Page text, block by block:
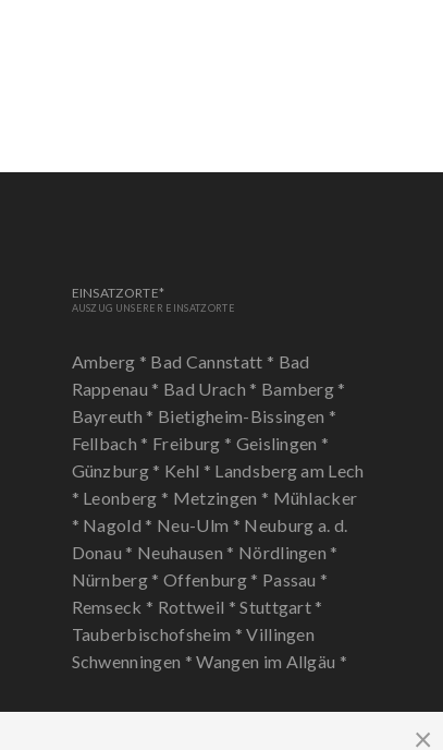
EINSATZORTE*
AUSZUG UNSERER EINSATZORTE
Amberg * Bad Cannstatt * Bad
Rappenau * Bad Urach * Bamberg *
Bayreuth * Bietigheim-Bissingen *
Fellbach * Freiburg * Geislingen *
Günzburg * Kehl * Landsberg am Lech
* Leonberg * Metzingen * Mühlacker
* Nagold * Neu-Ulm * Neuburg a. d.
Donau * Neuhausen * Nördlingen *
Nürnberg *Offenburg * Passau *
Remseck * Rottweil *Stuttgart *
Tauberbischofsheim *Villingen
Schwenningen *Wangen im Allgäu *